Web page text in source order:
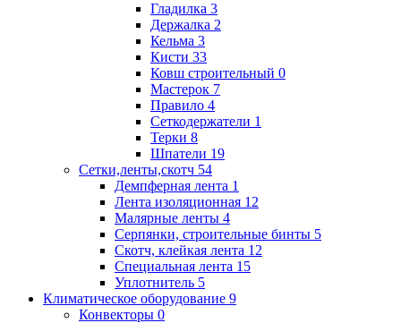
Гладилка 3
Держалка 2
Кельма 3
Кисти 33
Ковш строительный 0
Мастерок 7
Правило 4
Сеткодержатели 1
Терки 8
Шпатели 19
Сетки,ленты,скотч 54
Демпферная лента 1
Лента изоляционная 12
Малярные ленты 4
Серпянки, строительные бинты 5
Скотч, клейкая лента 12
Специальная лента 15
Уплотнитель 5
Климатическое оборудование 9
Конвекторы 0